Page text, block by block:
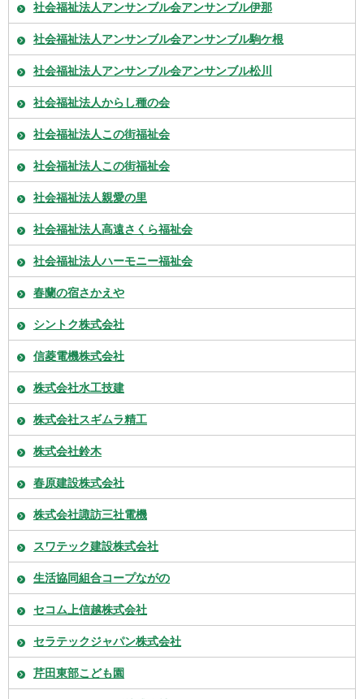
社会福祉法人アンサンブル会アンサンブル伊那
社会福祉法人アンサンブル会アンサンブル駒ケ根
社会福祉法人アンサンブル会アンサンブル松川
社会福祉法人からし種の会
社会福祉法人この街福祉会
社会福祉法人この街福祉会
社会福祉法人親愛の里
社会福祉法人高遠さくら福祉会
社会福祉法人ハーモニー福祉会
春蘭の宿さかえや
シントク株式会社
信菱電機株式会社
株式会社水工技建
株式会社スギムラ精工
株式会社鈴木
春原建設株式会社
株式会社諏訪三社電機
スワテック建設株式会社
生活協同組合コープながの
セコム上信越株式会社
セラテックジャパン株式会社
芹田東部こども園